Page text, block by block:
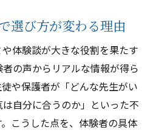
選び方が変わる理由
体験談が大きな役割を果たす
の声からリアルな情報が得ら
や保護者が「どんな先生がい
自分に合うのか」といった不
こうした点を、体験者の具体